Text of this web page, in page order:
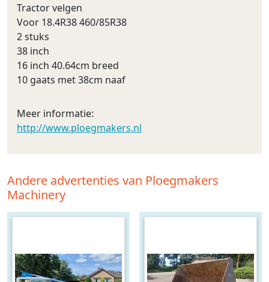
Tractor velgen
Voor 18.4R38 460/85R38
2 stuks
38 inch
16 inch 40.64cm breed
10 gaats met 38cm naaf
Meer informatie:
http://www.ploegmakers.nl
Andere advertenties van Ploegmakers
Machinery